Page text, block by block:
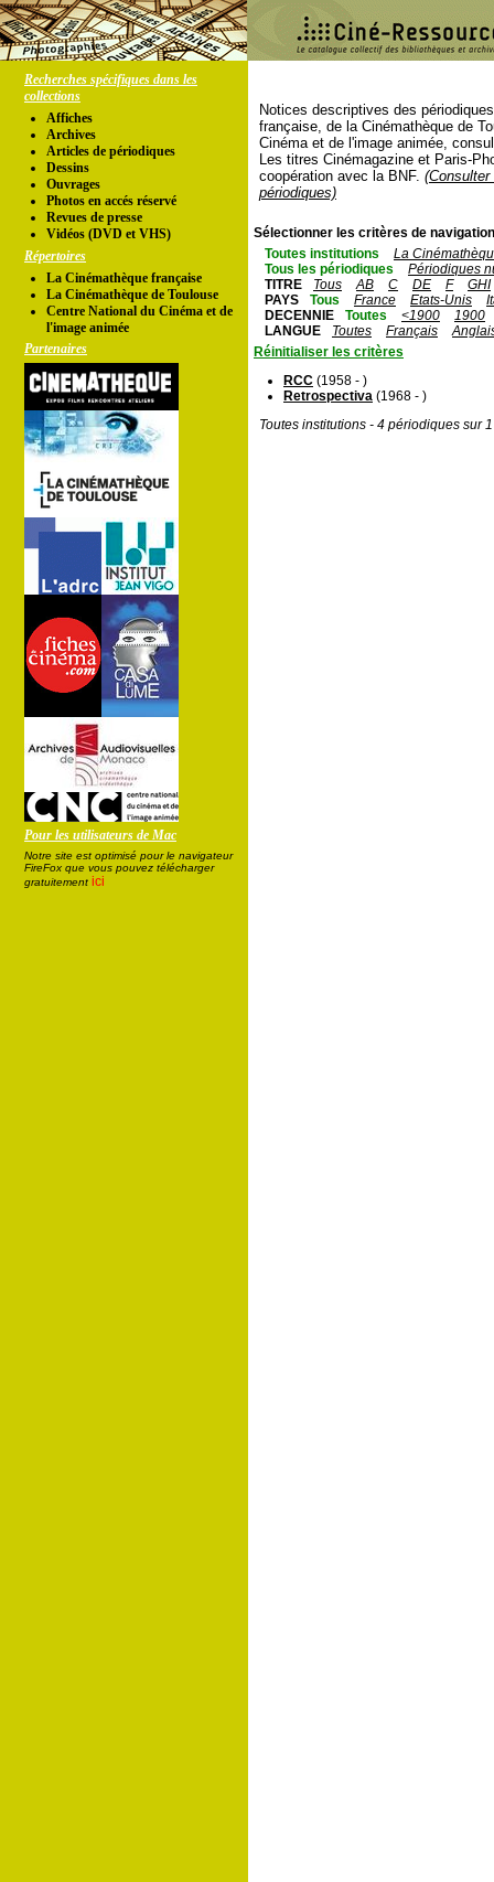
Recherches spécifiques dans les
collections
Affiches
Archives
Articles de périodiques
Dessins
Ouvrages
Photos en accés réservé
Revues de presse
Vidéos (DVD et VHS)
Répertoires
La Cinémathèque française
La Cinémathèque de Toulouse
Centre National du Cinéma et de
l'image animée
Partenaires
Pour les utilisateurs de Mac
Notre site est optimisé pour le navigateur
FireFox que vous pouvez télécharger
gratuitement ici
Notices descriptives des
française, de la Cinémathèque de
Cinéma et de l'image animée,
Les titres Cinémagazine et Paris-
coopération avec la BNF.
périodiques)
Sélectionner les critères de
Toutes institutions
La
Tous les périodiques
Périodiques
TITRE
Tous AB C DE F
GHI
PAYS
Tous France Etats-Unis
DECENNIE
Toutes <1900
1900
LANGUE
Toutes Français
Réinitialiser les critères
RCC (1958 - )
Retrospectiva (1968 - )
Toutes institutions - 4 périodiques sur